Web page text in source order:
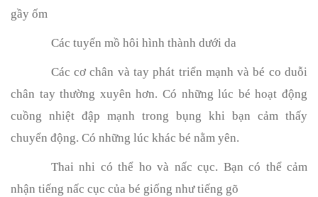
gầy ốm
Các tuyến mồ hôi hình thành dưới da
Các cơ chân và tay phát triển mạnh và bé co duỗi
chân tay thường xuyên hơn. Có những lúc bé hoạt động
cuồng nhiệt đập mạnh trong bụng khi bạn cảm thấy
chuyển động. Có những lúc khác bé nằm yên.
Thai nhi có thể ho và nấc cục. Bạn có thể cảm
nhận tiếng nấc cục của bé giống như tiếng gõ